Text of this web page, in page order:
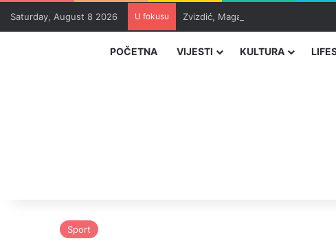
Saturday, August 8 2026 U fokusu Zvizdić, Magazinović i Kojović
POČETNA VIJESTI KULTURA
Sport